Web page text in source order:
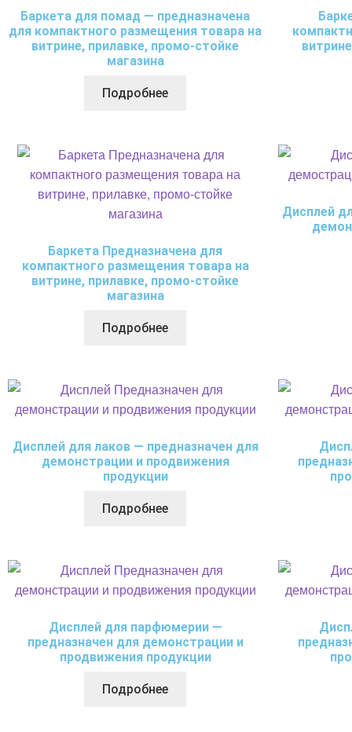
Баркета для помад — предназначена
для компактного размещения товара на
витрине, прилавке, промо-стойке
магазина
Подробнее
Баркета Предназначена для
компактного размещения товара на
витрине, прилавке, промо-стойке
магазина
Подробнее
Дисплей
Дисплей для лаков — предназначен для
демонстрации и продвижения
продукции
Подробнее
Дисплей для парфюмерии —
предназначен для демонстрации и
продвижения продукции
Подробнее